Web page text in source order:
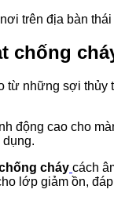
trên địa bàn thái
chống
những sợi thủy
động cao cho
cháy cách
lớp giảm ồn,